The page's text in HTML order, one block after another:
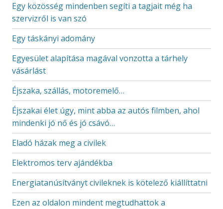
Egy közösség mindenben segíti a tagjait még ha
szervizről is van szó
Egy táskányi adomány
Egyesület alapítása magával vonzotta a tárhely
vásárlást
Éjszaka, szállás, motoremelő…
Éjszakai élet úgy, mint abba az autós filmben, ahol
mindenki jó nő és jó csávó…
Eladó házak meg a civilek
Elektromos terv ajándékba
Energiatanúsítványt civileknek is kötelező kiállíttatni
Ezen az oldalon mindent megtudhattok a